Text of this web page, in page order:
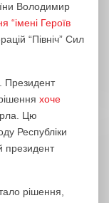
Володимир
“імені Героїв
“Північ” Сил
Президент
хоче
Цю
Республіки
президент
рішення,